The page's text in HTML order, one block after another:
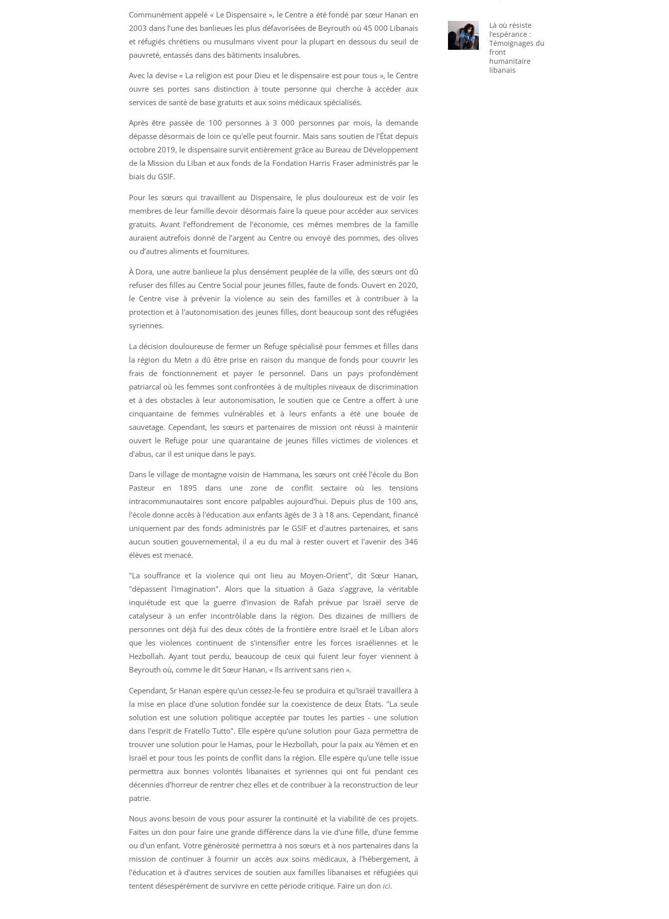
Communément appelé « Le Dispensaire », le Centre a été fondé par sœur Hanan en
2003 dans l’une des banlieues les plus défavorisées de Beyrouth où 45 000 Libanais
et réfugiés chrétiens ou musulmans vivent pour la plupart en dessous du seuil de
pauvreté, entassés dans des bâtiments insalubres.
Avec la devise « La religion est pour Dieu et le dispensaire est pour tous », le Centre
ouvre ses portes sans distinction à toute personne qui cherche à accéder aux
services de santé de base gratuits et aux soins médicaux spécialisés.
Après être passée de 100 personnes à 3 000 personnes par mois, la demande
dépasse désormais de loin ce qu'elle peut fournir. Mais sans soutien de l’État depuis
octobre 2019, le dispensaire survit entièrement grâce au Bureau de Développement
de la Mission du Liban et aux fonds de la Fondation Harris Fraser administrés par le
biais du GSIF.
Pour les sœurs qui travaillent au Dispensaire, le plus douloureux est de voir les
membres de leur famille devoir désormais faire la queue pour accéder aux services
gratuits. Avant l’effondrement de l’économie, ces mêmes membres de la famille
auraient autrefois donné de l’argent au Centre ou envoyé des pommes, des olives
ou d’autres aliments et fournitures.
À Dora, une autre banlieue la plus densément peuplée de la ville, des sœurs ont dû
refuser des filles au Centre Social pour jeunes filles, faute de fonds. Ouvert en 2020,
le Centre vise à prévenir la violence au sein des familles et à contribuer à la
protection et à l'autonomisation des jeunes filles, dont beaucoup sont des réfugiées
syriennes.
La décision douloureuse de fermer un Refuge spécialisé pour femmes et filles dans
la région du Metn a dû être prise en raison du manque de fonds pour couvrir les
frais de fonctionnement et payer le personnel. Dans un pays profondément
patriarcal où les femmes sont confrontées à de multiples niveaux de discrimination
et à des obstacles à leur autonomisation, le soutien que ce Centre a offert à une
cinquantaine de femmes vulnérables et à leurs enfants a été une bouée de
sauvetage. Cependant, les sœurs et partenaires de mission ont réussi à maintenir
ouvert le Refuge pour une quarantaine de jeunes filles victimes de violences et
d'abus, car il est unique dans le pays.
Dans le village de montagne voisin de Hammana, les sœurs ont créé l'école du Bon
Pasteur en 1895 dans une zone de conflit sectaire où les tensions
intracommunautaires sont encore palpables aujourd'hui. Depuis plus de 100 ans,
l'école donne accès à l'éducation aux enfants âgés de 3 à 18 ans. Cependant, financé
uniquement par des fonds administrés par le GSIF et d'autres partenaires, et sans
aucun soutien gouvernemental, il a eu du mal à rester ouvert et l'avenir des 346
élèves est menacé.
"La souffrance et la violence qui ont lieu au Moyen-Orient", dit Sœur Hanan,
"dépassent l'imagination". Alors que la situation à Gaza s’aggrave, la véritable
inquiétude est que la guerre d’invasion de Rafah prévue par Israël serve de
catalyseur à un enfer incontrôlable dans la région. Des dizaines de milliers de
personnes ont déjà fui des deux côtés de la frontière entre Israël et le Liban alors
que les violences continuent de s'intensifier entre les forces israéliennes et le
Hezbollah. Ayant tout perdu, beaucoup de ceux qui fuient leur foyer viennent à
Beyrouth où, comme le dit Sœur Hanan, « Ils arrivent sans rien ».
Cependant, Sr Hanan espère qu'un cessez-le-feu se produira et qu'Israël travaillera à
la mise en place d'une solution fondée sur la coexistence de deux États. "La seule
solution est une solution politique acceptée par toutes les parties - une solution
dans l'esprit de Fratello Tutto". Elle espère qu'une solution pour Gaza permettra de
trouver une solution pour le Hamas, pour le Hezbollah, pour la paix au Yémen et en
Israël et pour tous les points de conflit dans la région. Elle espère qu'une telle issue
permettra aux bonnes volontés libanaises et syriennes qui ont fui pendant ces
décennies d'horreur de rentrer chez elles et de contribuer à la reconstruction de leur
patrie.
Nous avons besoin de vous pour assurer la continuité et la viabilité de ces projets.
Faites un don pour faire une grande différence dans la vie d'une fille, d'une femme
ou d'un enfant. Votre générosité permettra à nos sœurs et à nos partenaires dans la
mission de continuer à fournir un accès aux soins médicaux, à l'hébergement, à
l'éducation et à d'autres services de soutien aux familles libanaises et réfugiées qui
tentent désespérément de survivre en cette période critique. Faire un don ici.
Là où résiste
l’espérance :
Témoignages du
front
humanitaire
libanais